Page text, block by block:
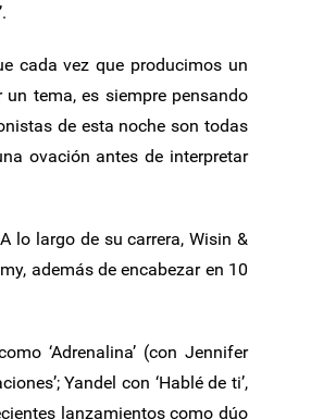
cada vez que producimos un
tema, es siempre pensando
de esta noche son todas
ovación antes de interpretar
lo largo de su carrera, Wisin &
además de encabezar en 10
‘Adrenalina’ (con Jennifer
Yandel con ‘Hablé de ti’,
lanzamientos como dúo